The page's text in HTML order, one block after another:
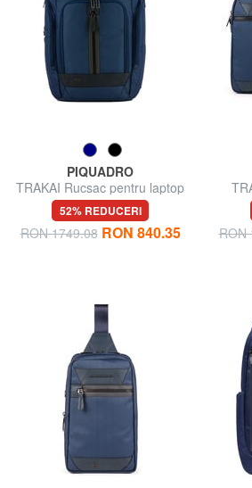
PIQUADRO
TRAKAI Rucsac pentru laptop
de 14"
52% REDUCERI
RON 1749.08 RON 840.35 RON